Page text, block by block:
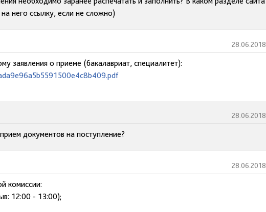
него ссылку, если не сложно)
28.06.2018
заявления о приеме (бакалавриат, специалитет):
28.06.2018
документов на поступление?
28.06.2018
комиссии:
12:00 - 13:00);